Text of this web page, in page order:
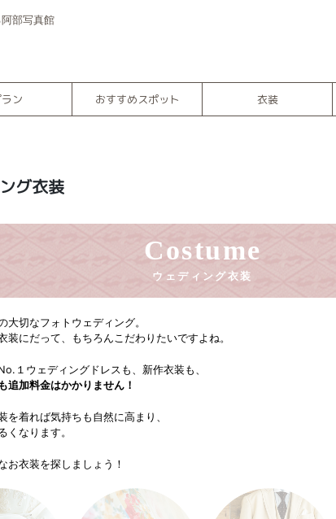
部写真館
ン おすすめスポット 衣装
グ衣装
Costume
ウェディング衣装
大切なフォトウェディング。
装にだって、もちろんこだわりたいですよね。
１ウェディングドレスも、新作衣装も、
追加料金はかかりません！
を着れば気持ちも自然に高まり、
くなります。
お衣装を探しましょう！